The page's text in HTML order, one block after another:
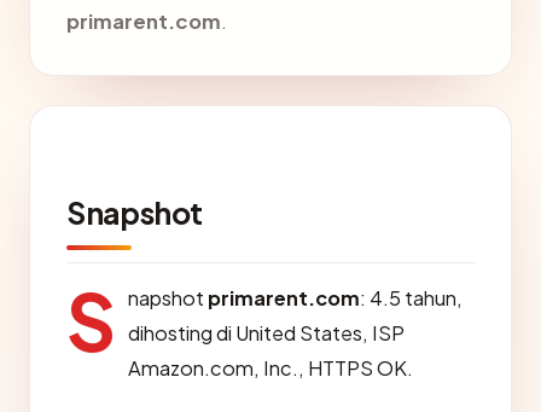
primarent.com.
Snapshot
S napshot primarent.com: 4.5 tahun,
dihosting di United States, ISP
Amazon.com, Inc., HTTPS OK.